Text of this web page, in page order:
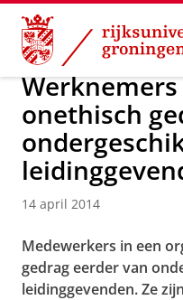
Skip
Content
Skip
Navigation
Over ons Actueel
onethisch
14 april 2014
Medewerkers in een
gedrag eerder van
leidinggevenden. Ze